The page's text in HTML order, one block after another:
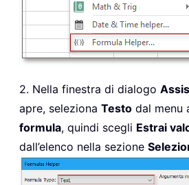
2. Nella finestra di dialogo
apre, seleziona Testo dal menu
formula, quindi scegli Estrai
dall’elenco nella sezione